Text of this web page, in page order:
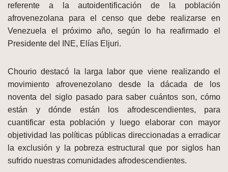
referente a la autoidentificación de la población
afrovenezolana para el censo que debe realizarse en
Venezuela el próximo año, según lo ha reafirmado el
Presidente del INE, Elías Eljuri.
Chourio destacó la larga labor que viene realizando el
movimiento afrovenezolano desde la dácada de los
noventa del siglo pasado para saber cuántos son, cómo
están y dónde están los afrodescendientes, para
cuantificar esta población y luego elaborar con mayor
objetividad las políticas públicas direccionadas a erradicar
la exclusión y la pobreza estructural que por siglos han
sufrido nuestras comunidades afrodescendientes.